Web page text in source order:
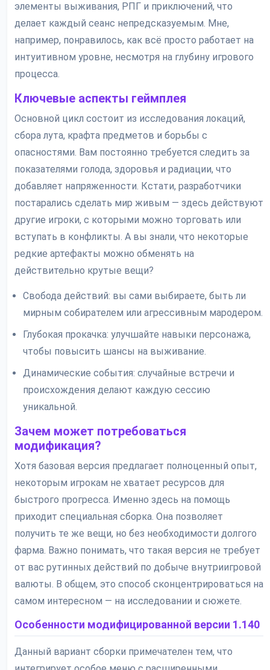
элементы выживания, РПГ и приключений, что
делает каждый сеанс непредсказуемым. Мне,
например, понравилось, как всё просто работает на
интуитивном уровне, несмотря на глубину игрового
процесса.
Ключевые аспекты геймплея
Основной цикл состоит из исследования локаций,
сбора лута, крафта предметов и борьбы с
опасностями. Вам постоянно требуется следить за
показателями голода, здоровья и радиации, что
добавляет напряженности. Кстати, разработчики
постарались сделать мир живым — здесь действуют
другие игроки, с которыми можно торговать или
вступать в конфликты. А вы знали, что некоторые
редкие артефакты можно обменять на
действительно крутые вещи?
Свобода действий: вы сами выбираете, быть ли
мирным собирателем или агрессивным мародером.
Глубокая прокачка: улучшайте навыки персонажа,
чтобы повысить шансы на выживание.
Динамические события: случайные встречи и
происхождения делают каждую сессию
уникальной.
Зачем может потребоваться
модификация?
Хотя базовая версия предлагает полноценный опыт,
некоторым игрокам не хватает ресурсов для
быстрого прогресса. Именно здесь на помощь
приходит специальная сборка. Она позволяет
получить те же вещи, но без необходимости долгого
фарма. Важно понимать, что такая версия не требует
от вас рутинных действий по добыче внутриигровой
валюты. В общем, это способ сконцентрироваться на
самом интересном — на исследовании и сюжете.
Особенности модифицированной версии 1.140
Данный вариант сборки примечателен тем, что